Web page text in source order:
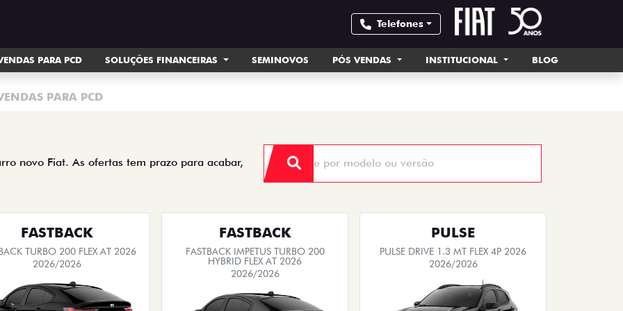
Telefones
PARA PCD SOLUÇÕES FINANCEIRAS SEMINOVOS PÓS VENDAS INSTITUCIONAL BLOG
PARA PCD
novo Fiat. As ofertas tem prazo para acabar,
FASTBACK
TURBO 200 FLEX AT 2026
2026/2026
FASTBACK
FASTBACK IMPETUS TURBO 200
HYBRID FLEX AT 2026
2026/2026
PULSE
PULSE DRIVE 1.3 MT FLEX 4P 2026
2026/2026